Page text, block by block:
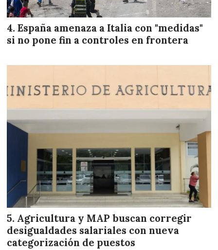
España amenaza a Italia con "medidas"
si no pone fin a controles en frontera
Agricultura y MAP buscan corregir
desigualdades salariales con nueva
categorización de puestos